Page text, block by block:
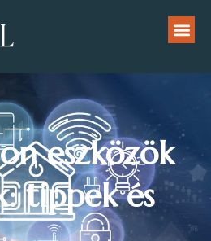
eszközök
tippek és